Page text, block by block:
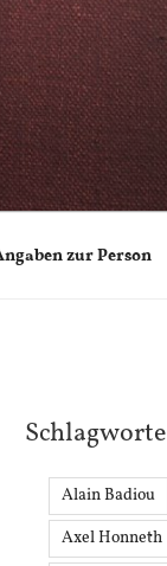
zur Person
Schlagworte
Alain Badiou
Axel Honneth